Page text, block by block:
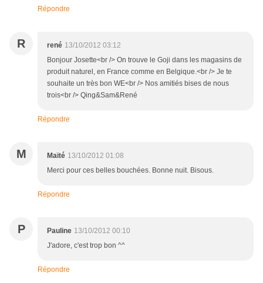
Répondre
R rené 13/10/2012 03:12
Bonjour Josette<br /> On trouve le Goji dans les magasins de
produit naturel, en France comme en Belgique.<br /> Je te
souhaite un très bon WE<br /> Nos amitiés bises de nous
trois<br /> Qing&Sam&René
Répondre
M Maïté 13/10/2012 01:08
Merci pour ces belles bouchées. Bonne nuit. Bisous.
Répondre
P Pauline 13/10/2012 00:10
J'adore, c'est trop bon ^^
Répondre